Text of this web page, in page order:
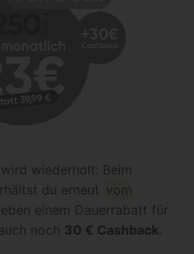
wiederholt: Beim
du erneut vom
einem Dauerrabatt für
noch 30 € Cashback.